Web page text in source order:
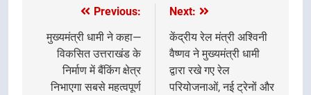
navigation
Previous:
मुख्यमंत्री धामी ने कहा—
विकसित उत्तराखंड के
निर्माण में बैंकिंग क्षेत्र
निभाएगा सबसे महत्वपूर्ण
Next:
केंद्रीय रेल मंत्री अश्विनी
वैष्णव ने मुख्यमंत्री धामी
द्वारा रखे गए रेल
परियोजनाओं, नई ट्रेनों और